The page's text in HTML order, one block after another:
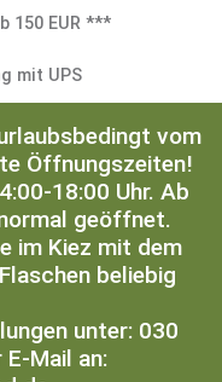
150 EUR ***
mit UPS
vom
Öffnungszeiten!
18:00 Uhr. Ab
geöffnet.
im Kiez mit dem
beliebig
unter: 030
Mail an: